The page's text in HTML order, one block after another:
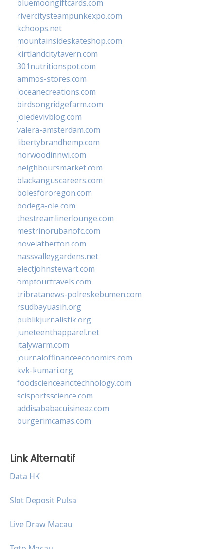
bluemoongiftcards.com
rivercitysteampunkexpo.com
kchoops.net
mountainsideskateshop.com
kirtlandcitytavern.com
301nutritionspot.com
ammos-stores.com
loceanecreations.com
birdsongridgefarm.com
joiedevivblog.com
valera-amsterdam.com
libertybrandhemp.com
norwoodinnwi.com
neighboursmarket.com
blackanguscareers.com
bolesfororegon.com
bodega-ole.com
thestreamlinerlounge.com
mestrinorubanofc.com
novelatherton.com
nassvalleygardens.net
electjohnstewart.com
omptourtravels.com
tribratanews-polreskebumen.com
rsudbayuasih.org
publikjurnalistik.org
juneteenthapparel.net
italywarm.com
journaloffinanceeconomics.com
kvk-kumari.org
foodscienceandtechnology.com
scisportsscience.com
addisababacuisineaz.com
burgerimcamas.com
Link Alternatif
Data HK
Slot Deposit Pulsa
Live Draw Macau